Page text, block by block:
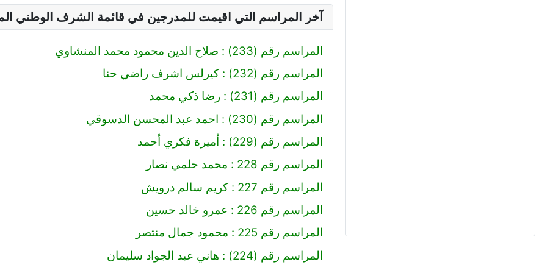
آخر المراسم التي اقيمت للمدرجين في قائمة الشرف الوطني
المراسم رقم (233) : صلاح الدين محمود محمد المنشاوي
المراسم رقم (232) : كيرلس اشرف راضي حنا
المراسم رقم (231) : رضا ذكي محمد
المراسم رقم (230) : احمد عبد المحسن الدسوقي
المراسم رقم (229) : أميرة فكري أحمد
المراسم رقم 228 : محمد حلمي نصار
المراسم رقم 227 : كريم سالم درويش
المراسم رقم 226 : عمرو خالد حسين
المراسم رقم 225 : محمود جمال منتصر
المراسم رقم (224) : هاني عبد الجواد سليمان